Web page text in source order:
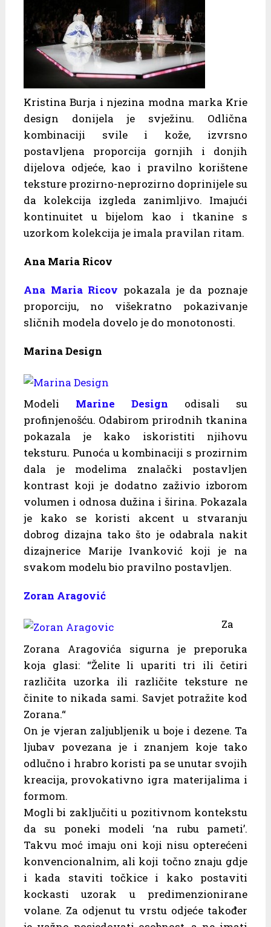
Kristina Burja i njezina modna marka Krie
design donijela je svježinu. Odlična
kombinaciji svile i kože, izvrsno
postavljena proporcija gornjih i donjih
dijelova odjeće, kao i pravilno korištene
teksture prozirno-neprozirno doprinijele su
da kolekcija izgleda zanimljivo. Imajući
kontinuitet u bijelom kao i tkanine s
uzorkom kolekcija je imala pravilan ritam.
Ana Maria Ricov
Ana Maria Ricov pokazala je da poznaje
proporciju, no višekratno pokazivanje
sličnih modela dovelo je do monotonosti.
Marina Design
Modeli Marine Design odisali su
profinjenošću. Odabirom prirodnih tkanina
pokazala je kako iskoristiti njihovu
teksturu. Punoća u kombinaciji s prozirnim
dala je modelima znalački postavljen
kontrast koji je dodatno zaživio izborom
volumen i odnosa dužina i širina. Pokazala
je kako se koristi akcent u stvaranju
dobrog dizajna tako što je odabrala nakit
dizajnerice Marije Ivanković koji je na
svakom modelu bio pravilno postavljen.
Zoran Aragović
Za
Zorana Aragovića sigurna je preporuka
koja glasi: “Želite li upariti tri ili četiri
različita uzorka ili različite teksture ne
činite to nikada sami. Savjet potražite kod
Zorana.“
On je vjeran zaljubljenik u boje i dezene. Ta
ljubav povezana je i znanjem koje tako
odlučno i hrabro koristi pa se unutar svojih
kreacija, provokativno igra materijalima i
formom.
Mogli bi zaključiti u pozitivnom kontekstu
da su poneki modeli ‘na rubu pameti’.
Takvu moć imaju oni koji nisu opterećeni
konvencionalnim, ali koji točno znaju gdje
i kada staviti točkice i kako postaviti
kockasti uzorak u predimenzionirane
volane. Za odjenut tu vrstu odjeće također